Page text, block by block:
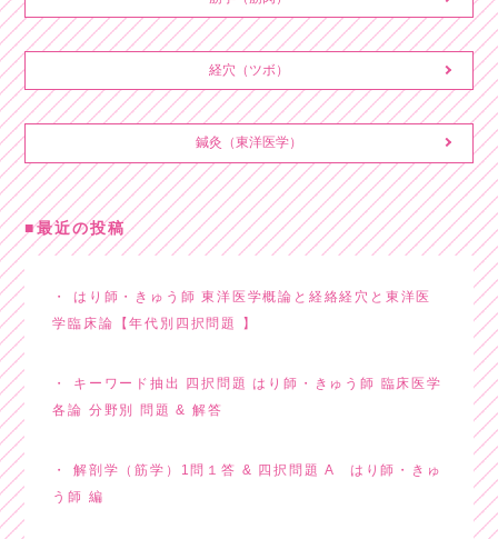
経穴（ツボ）
鍼灸（東洋医学）
最近の投稿
はり師・きゅう師 東洋医学概論と経絡経穴と東洋医
学臨床論【年代別四択問題 】
キーワード抽出 四択問題 はり師・きゅう師 臨床医学
各論 分野別 問題 & 解答
解剖学（筋学）1問１答 & 四択問題 A はり師・きゅ
う師 編